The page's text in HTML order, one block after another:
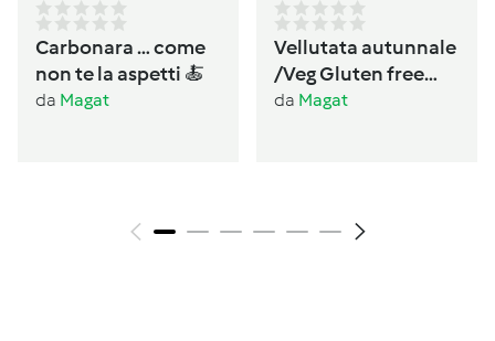
Carbonara … come
non te la aspetti 🍝
da Magat
Vellutata autunnale
/Veg Gluten free
Lactos free
da Magat